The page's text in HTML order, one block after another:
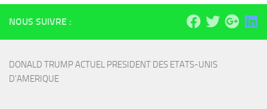
NOUS SUIVRE :
DONALD TRUMP ACTUEL PRESIDENT DES ETATS-UNIS
D'AMERIQUE